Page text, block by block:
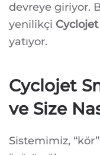
devreye giriyor.
yenilikçi Cyclojet
yatıyor.
Cyclojet
ve Size
Sistemimiz,